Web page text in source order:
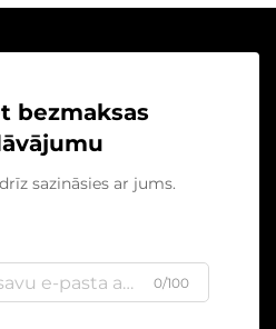
bezmaksas
sazināsies ar jums.
0/100